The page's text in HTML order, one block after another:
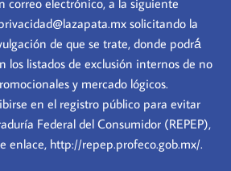
solicitando la
de que se trate, donde podrá́
los listados de exclusión internos de no
y mercado lógicos.
en el registro público para evitar
Federal del Consumidor (REPEP),
enlace, http://repep.profeco.gob.mx/.